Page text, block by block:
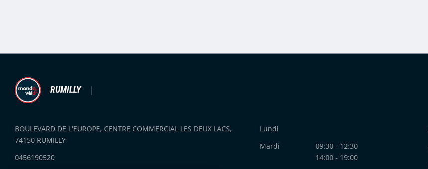
RUMILLY
BOULEVARD DE L'EUROPE, CENTRE COMMERCIAL LES DEUX LACS,
74150 RUMILLY
0456190520
Lundi
Mardi
09:30 - 12:30
14:00 - 19:00